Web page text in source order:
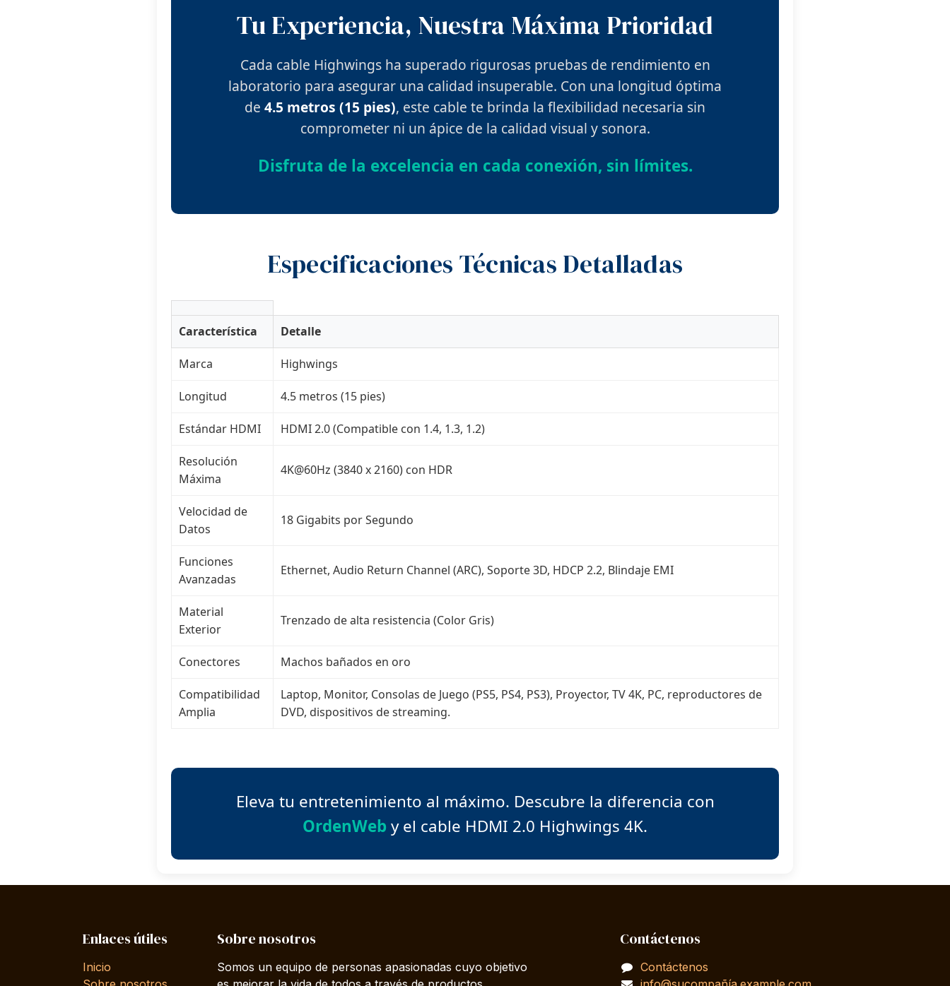
Tu Experiencia, Nuestra Máxima Prioridad
Cada cable Highwings ha superado rigurosas pruebas de rendimiento en
laboratorio para asegurar una calidad insuperable. Con una longitud óptima
de 4.5 metros (15 pies), este cable te brinda la flexibilidad necesaria sin
comprometer ni un ápice de la calidad visual y sonora.
Disfruta de la excelencia en cada conexión, sin límites.
Especificaciones Técnicas Detalladas
Característica Detalle
Marca Highwings
Longitud 4.5 metros (15 pies)
Estándar HDMI HDMI 2.0 (Compatible con 1.4, 1.3, 1.2)
Resolución
Máxima
4K@60Hz (3840 x 2160) con HDR
Velocidad de
Datos
18 Gigabits por Segundo
Funciones
Avanzadas
Ethernet, Audio Return Channel (ARC), Soporte 3D, HDCP 2.2, Blindaje EMI
Material
Exterior
Trenzado de alta resistencia (Color Gris)
Conectores Machos bañados en oro
Compatibilidad
Amplia
Laptop, Monitor, Consolas de Juego (PS5, PS4, PS3), Proyector, TV 4K, PC, reproductores de
DVD, dispositivos de streaming.
Eleva tu entretenimiento al máximo. Descubre la diferencia con
OrdenWeb y el cable HDMI 2.0 Highwings 4K.
Enlaces útiles
Inicio
Sobre nosotros
Somos un equipo de personas apasionadas cuyo objetivo
Contáctenos
Contáctenos